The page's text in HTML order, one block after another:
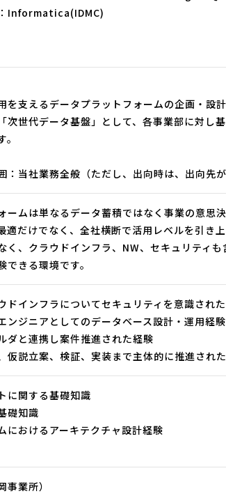
Informatica(IDMC)
を支えるデータプラットフォームの企画・設
次世代データ基盤」として、各事業部に対し
当社業務全般（ただし、出向時は、出向先
ームは単なるデータ蓄積ではなく事業の意思
適だけでなく、全社横断で活用レベルを引き
く、クラウドインフラ、NW、セキュリティ
できる環境です。
ドインフラについてセキュリティを意識され
ンジニアとしてのデータベース設計・運用経験
ダと連携し案件推進された経験
仮説立案、検証、実装まで主体的に推進され
に関する基礎知識
礎知識
におけるアーキテクチャ設計経験
業所）